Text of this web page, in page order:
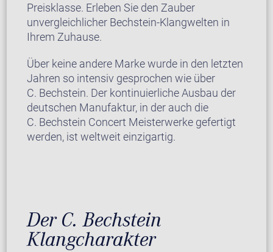
Preisklasse. Erleben Sie den Zauber
unvergleichlicher Bechstein-Klangwelten in
Ihrem Zuhause.
Über keine andere Marke wurde in den letzten
Jahren so intensiv gesprochen wie über
C. Bechstein. Der kontinuierliche Ausbau der
deutschen Manufaktur, in der auch die
C. Bechstein Concert Meisterwerke gefertigt
werden, ist weltweit einzigartig.
Der C. Bechstein
Klangcharakter